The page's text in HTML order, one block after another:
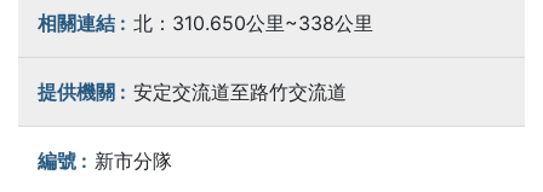
北：310.650公里~338公里
安定交流道至路竹交流道
新市分隊